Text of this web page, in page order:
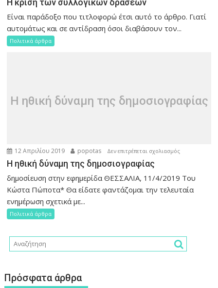
των
συλλογικών
Η κρίση των συλλογικών δράσεων
Είναι παράδοξο που τιτλοφορώ έτσι αυτό το άρθρο. Γιατί
αυτομάτως και σε αντίδραση όσοι διαβάσουν τον...
Πολιτικά άρθρα
Η ηθική δύναμη της δημοσιογραφίας
12 Απριλίου 2019 popotas Δεν επιτρέπεται σχολιασμόςστο
δύναμη
της
Η ηθική δύναμη της δημοσιογραφίας
δημοσίευση στην εφημερίδα ΘΕΣΣΑΛΙΑ, 11/4/2019 Του
Κώστα Πώποτα* Θα είδατε φαντάζομαι την τελευταία
ενημέρωση σχετικά με...
Πολιτικά άρθρα
Πρόσφατα άρθρα